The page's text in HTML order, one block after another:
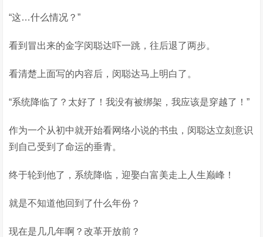
“这…什么情况？”
看到冒出来的金字闵聪达吓一跳，往后退了两步。
看清楚上面写的内容后，闵聪达马上明白了。
“系统降临了？太好了！我没有被绑架，我应该是穿越了！”
作为一个从初中就开始看网络小说的书虫，闵聪达立刻意识
到自己受到了命运的垂青。
终于轮到他了，系统降临，迎娶白富美走上人生巅峰！
就是不知道他回到了什么年份？
现在是几几年啊？改革开放前？